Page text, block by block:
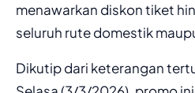
menawarkan diskon tiket
seluruh rute domestik
Dikutip dari keterangan